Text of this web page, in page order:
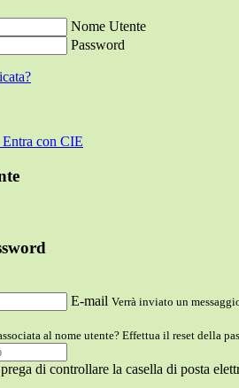
Nome Utente
Password
Entra con CIE
E-mail Verrà inviato un
al nome utente? Effettua il reset della
di controllare la casella di posta